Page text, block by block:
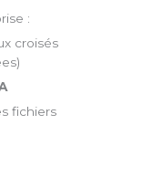
:
croisés
fichiers